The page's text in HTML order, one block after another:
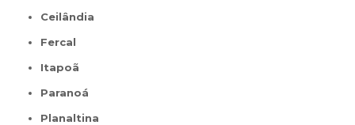
Ceilândia
Fercal
Itapoã
Paranoá
Planaltina